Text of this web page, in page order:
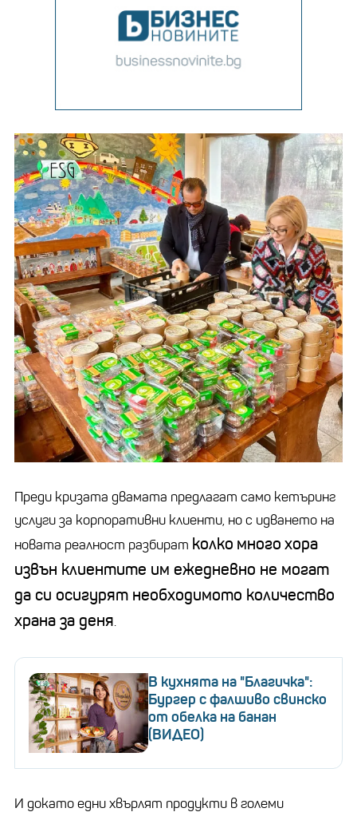
Преди кризата двамата предлагат само кетъринг
услуги за корпоративни клиенти, но с идването на
новата реалност разбират колко много хора
извън клиентите им ежедневно не могат
да си осигурят необходимото количество
храна за деня.
В кухнята на "Благичка":
Бургер с фалшиво свинско
от обелка на банан
(ВИДЕО)
И докато едни хвърлят продукти в големи